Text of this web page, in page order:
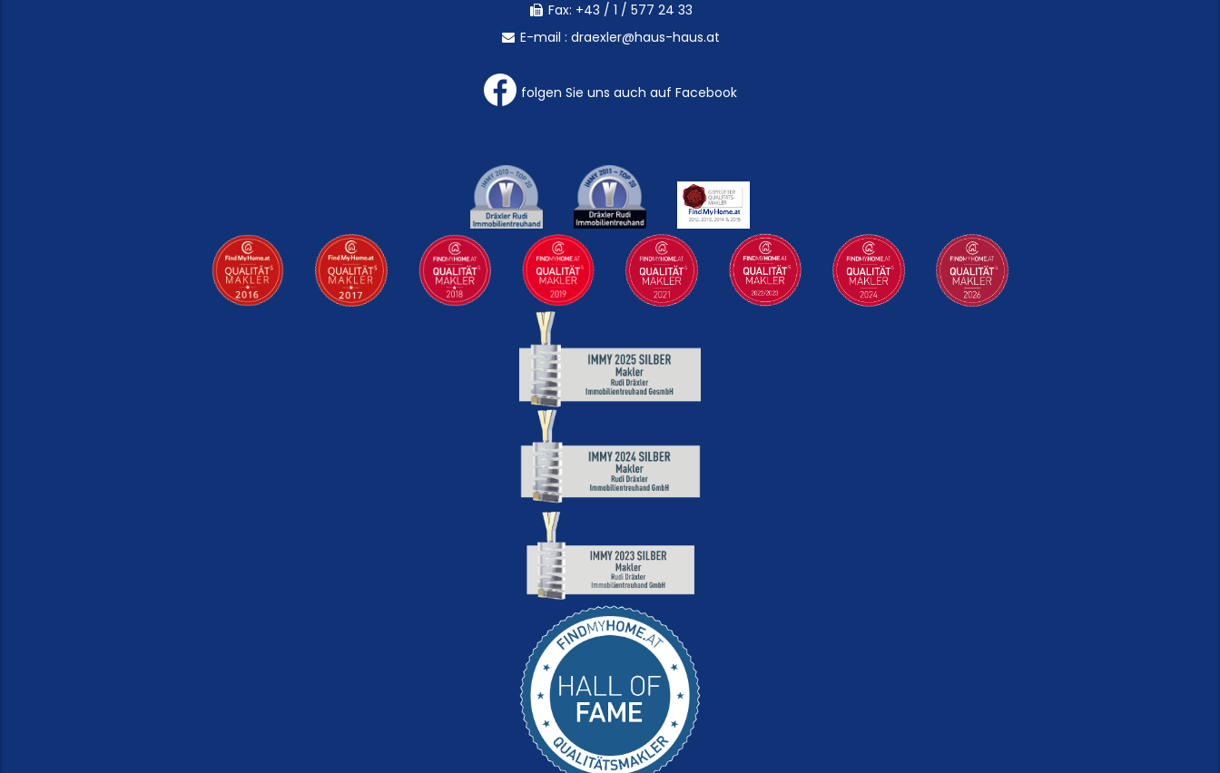
Fax: +43 / 1 / 577 24 33
E-mail : draexler@haus-haus.at
folgen Sie uns auch auf Facebook